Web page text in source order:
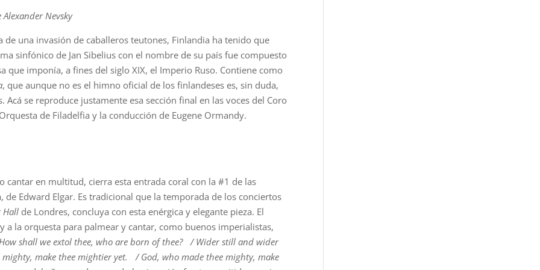
Nevsky
de una invasión de caballeros teutones, Finlandia ha tenido que
sinfónico de Jan Sibelius con el nombre de su país fue compuesto
que imponía, a fines del siglo XIX, el Imperio Ruso. Contiene como
, que aunque no es el himno oficial de los finlandeses es, sin duda,
se reproduce justamente esa sección final en las voces del Coro
de Filadelfia y la conducción de Eugene Ormandy.
cantar en multitud, cierra esta entrada coral con la #1 de las
Edward Elgar. Es tradicional que la temporada de los conciertos
Hall de Londres, concluya con esta enérgica y elegante pieza. El
a la orquesta para palmear y cantar, como buenos imperialistas,
shall we extol thee, who are born of thee? / Wider still and wider
make thee mightier yet. / God, who made thee mighty, make